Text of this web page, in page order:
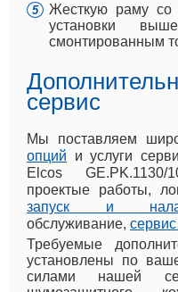
Жесткую раму со
установки
смонтированным
сервис
Мы поставляем
опций и услуги
Elcos
проектые работы,
запуск и
обслуживание,
Требуемые
установлены по
силами нашей